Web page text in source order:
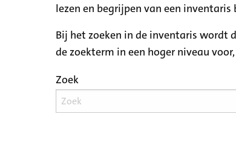
lezen en begrijpen van een
Bij het zoeken in de inventaris wordt
de zoekterm in een hoger niveau
Zoek